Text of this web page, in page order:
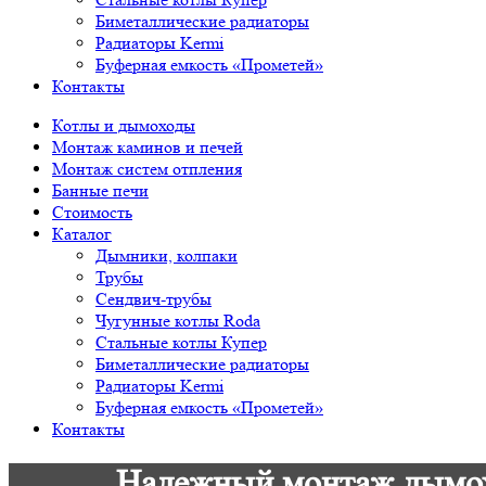
Биметаллические радиаторы
Радиаторы Kermi
Буферная емкость «Прометей»
Контакты
Котлы и дымоходы
Монтаж каминов и печей
Монтаж систем отпления
Банные печи
Стоимость
Каталог
Дымники, колпаки
Трубы
Сендвич-трубы
Чугунные котлы Roda
Стальные котлы Купер
Биметаллические радиаторы
Радиаторы Kermi
Буферная емкость «Прометей»
Контакты